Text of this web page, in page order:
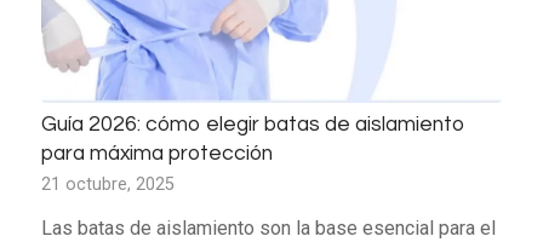
Guía 2026: cómo elegir batas de aislamiento
para máxima protección
21 octubre, 2025
Las batas de aislamiento son la base esencial para el